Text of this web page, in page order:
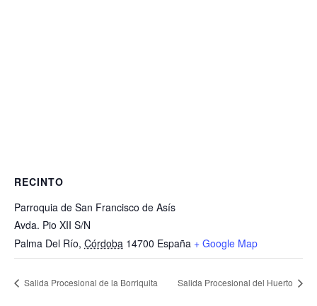
RECINTO
Parroquia de San Francisco de Asís
Avda. Pio XII S/N
Palma Del Río, Córdoba 14700 España + Google Map
Salida Procesional de la Borriquita Salida Procesional del Huerto